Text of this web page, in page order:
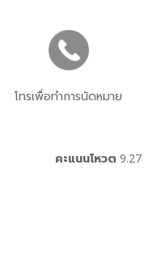
โทรเพื่อทำการนัดหมาย
คะแนนโหวต 9.27